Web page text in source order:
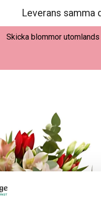
Leverans samma
Skicka blommor utomlands